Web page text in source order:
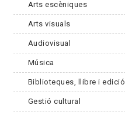
Arts escèniques
Arts visuals
Audiovisual
Música
Biblioteques, llibre i edició
Gestió cultural